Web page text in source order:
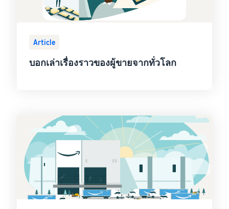
Article
บอกเล่าเรื่องราวของผู้ขายจากทั่วโลก